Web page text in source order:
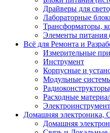
Драйверы для
Лабораторные
Трансформаторы,
Элементы питания
Всё для Ремонта и
Измерительные
Инструмент
Корпусные и
Модульные
Расходные
Домашняя электроника,
Домашняя